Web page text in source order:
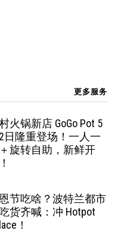
更多服务
火锅新店 GoGo Pot 5
日隆重登场！一人一
旋转自助，新鲜开
节吃啥？波特兰都市
货齐喊：冲 Hotpot
！